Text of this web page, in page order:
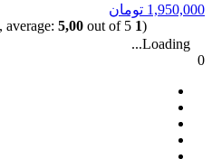
1,950,000 تومان
(
1
5,00 out of 5)
Loading...
0